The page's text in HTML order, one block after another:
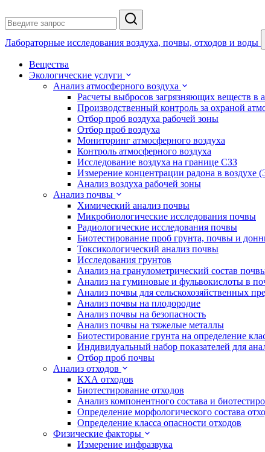
Лабораторные исследования воздуха, почвы, отходов и воды
Вещества
Экологические услуги
Анализ атмосферного воздуха
Расчеты выбросов загрязняющих веществ в
Производственный контроль за охраной
Отбор проб воздуха рабочей зоны
Отбор проб воздуха
Мониторинг атмосферного воздуха
Контроль атмосферного воздуха
Исследование воздуха на границе СЗЗ
Измерение концентрации радона в воздухе
Анализ воздуха рабочей зоны
Анализ почвы
Химический анализ почвы
Микробиологические исследования почвы
Радиологические исследования почвы
Биотестирование проб грунта, почвы и
Токсикологический анализ почвы
Исследования грунтов
Анализ на гранулометрический состав
Анализ на гуминовые и фульвокислоты в
Анализ почвы для сельскохозяйственных
Анализ почвы на плодородие
Анализ почвы на безопасность
Анализ почвы на тяжелые металлы
Биотестирование грунта на определение
Индивидуальный набор показателей для
Отбор проб почвы
Анализ отходов
КХА отходов
Биотестирование отходов
Анализ компонентного состава и
Определение морфологического состава
Определение класса опасности отходов
Физические факторы
Измерение инфразвука